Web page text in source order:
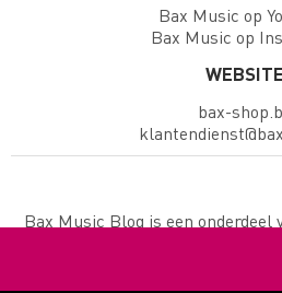
Bax Music op
Bax Music op
WEBSITE
bax-
Bax Music Blog is een onderdeel